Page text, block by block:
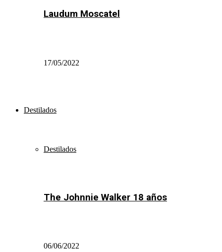
Laudum Moscatel
17/05/2022
Destilados
Destilados
The Johnnie Walker 18 años
06/06/2022